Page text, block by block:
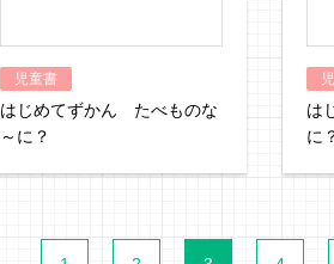
児童書
はじめてずかん たべものな
～に？
は
に